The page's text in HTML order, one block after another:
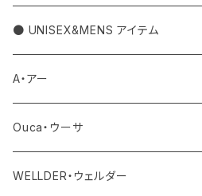
アウター
トップス
カットソー
シャツ
ボトム
デニム
ワンピース・サロペット
● UNISEX&MENS アイテム
アウター
トップス
ボトム
A・アー
バッグ
その他
Ouca・ウーサ
アクセサリー
WELLDER・ウェルダー